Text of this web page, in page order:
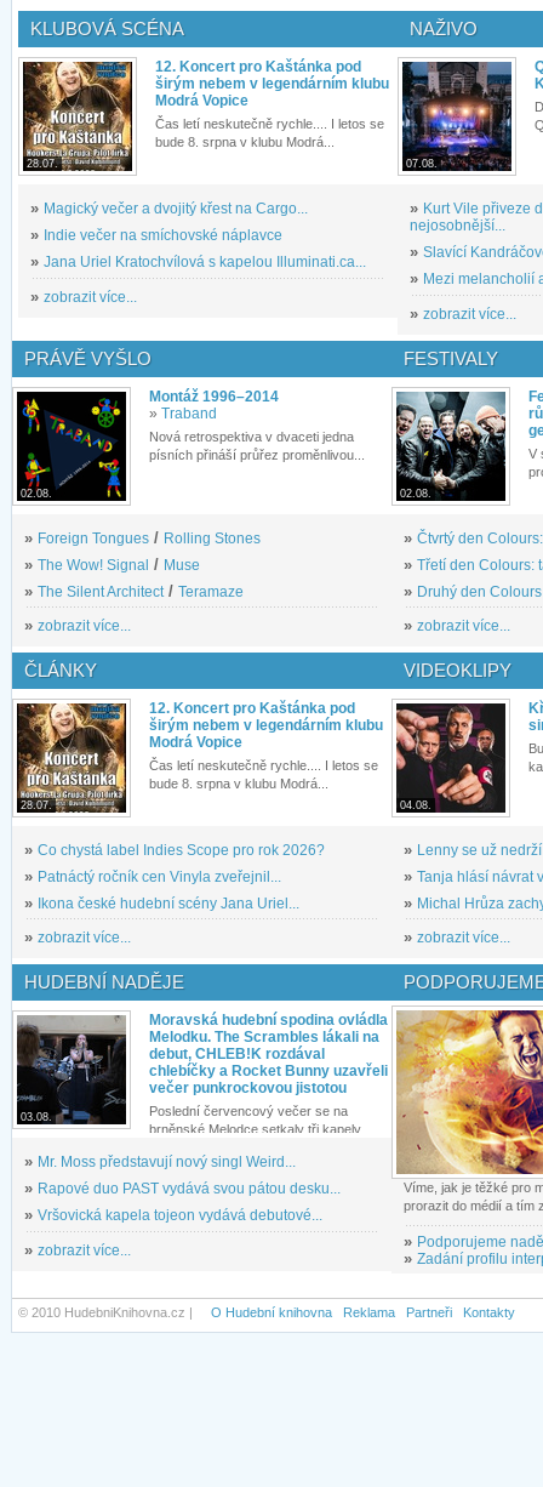
KLUBOVÁ SCÉNA
28.07.
12. Koncert pro Kaštánka pod
širým nebem v legendárním klubu
Modrá Vopice
Čas letí neskutečně rychle.... I letos se
bude 8. srpna v klubu Modrá...
» Magický večer a dvojitý křest na Cargo...
» Indie večer na smíchovské náplavce
» Jana Uriel Kratochvílová s kapelou Illuminati.ca...
» zobrazit více...
NAŽIVO
07.08.
» Kurt Vile přiveze
nejosobnější...
» Slavící
» Mezi melancholií
» zobrazit více...
PRÁVĚ VYŠLO
02.08.
Montáž 1996–2014
» Traband
Nová retrospektiva v dvaceti jedna
písních přináší průřez proměnlivou...
» Foreign Tongues / Rolling Stones
» The Wow! Signal / Muse
» The Silent Architect / Teramaze
» zobrazit více...
FESTIVALY
02.08.
V
» Čtvrtý den
» Třetí den Colours:
» Druhý den
» zobrazit více...
ČLÁNKY
28.07.
12. Koncert pro Kaštánka pod
širým nebem v legendárním klubu
Modrá Vopice
Čas letí neskutečně rychle.... I letos se
bude 8. srpna v klubu Modrá...
» Co chystá label Indies Scope pro rok 2026?
» Patnáctý ročník cen Vinyla zveřejnil...
»
Ikona české hudební scény Jana Uriel...
» zobrazit více...
VIDEOKLIPY
04.08.
» Lenny se už
» Tanja hlásí návrat
» Michal Hrůza
» zobrazit více...
HUDEBNÍ NADĚJE
03.08.
Moravská hudební spodina ovládla
Melodku. The Scrambles lákali na
debut, CHLEB!K rozdával
chlebíčky a Rocket Bunny uzavřeli
večer punkrockovou jistotou
Poslední červencový večer se na
brněnské Melodce setkaly tři kapely...
» Mr. Moss představují nový singl Weird...
» Rapové duo PAST vydává svou pátou desku...
» Vršovická kapela tojeon vydává debutové...
» zobrazit více...
Víme, jak je těžké pro
prorazit do médií a tím
» Podporujeme
» Zadání profilu
© 2010 HudebniKnihovna.cz | O Hudební knihovna Reklama Partneři Kontakty